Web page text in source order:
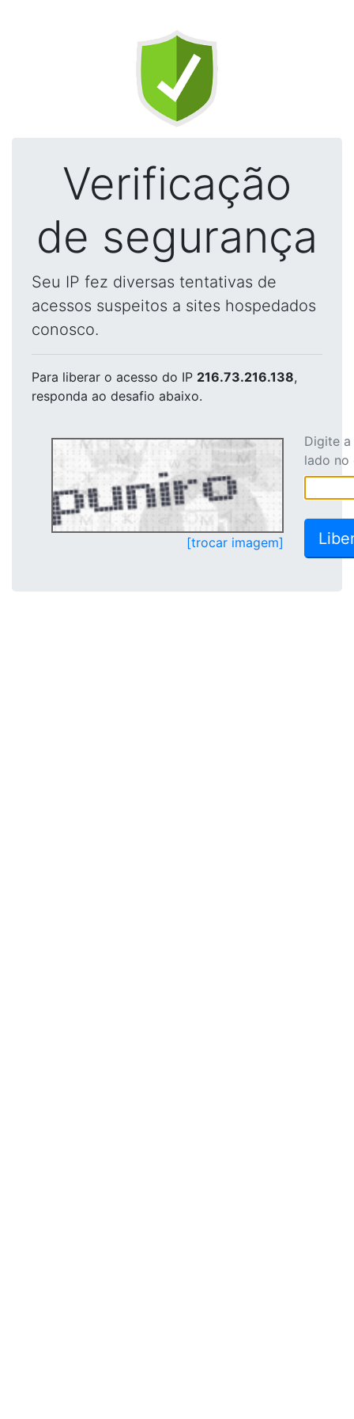
Verificação
de segurança
Seu IP fez diversas tentativas de
acessos suspeitos a sites hospedados
conosco.
Para liberar o acesso do IP 216.73.216.138,
responda ao desafio abaixo.
[trocar imagem]
Digite
lado no